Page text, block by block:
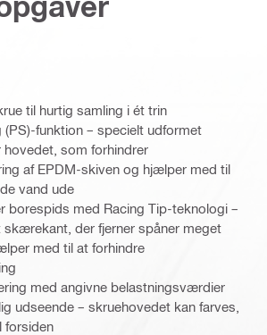
til hurtig samling i ét trin
funktion – specielt udformet
hovedet, som forhindrer
af EPDM-skiven og hjælper med til
vand ude
borespids med Racing Tip-teknologi –
skærekant, der fjerner spåner meget
med til at forhindre
med angivne belastningsværdier
udseende – skruehovedet kan farves,
forsiden